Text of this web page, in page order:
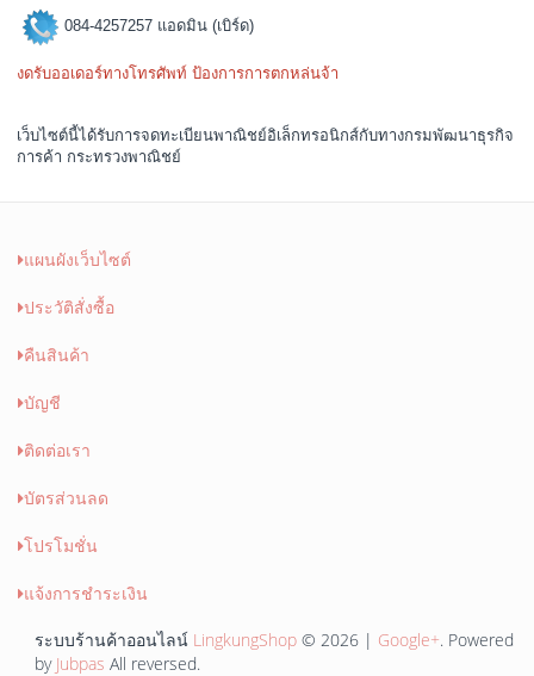
084-4257257 แอดมิน (เบิร์ด)
งดรับออเดอร์ทางโทรศัพท์ ป้องการการตกหล่นจ้า
เว็บไซต์นี้ได้รับการจดทะเบียนพาณิชย์อิเล็กทรอนิกส์กับทางกรมพัฒนาธุรกิจ
การค้า กระทรวงพาณิชย์
แผนผังเว็บไซต์
ประวัติสั่งซื้อ
คืนสินค้า
บัญชี
ติดต่อเรา
บัตรส่วนลด
โปรโมชั่น
แจ้งการชำระเงิน
ระบบร้านค้าออนไลน์ LingkungShop © 2026 | Google+. Powered
by Jubpas All reversed.